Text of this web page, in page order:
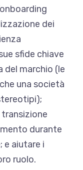
dei
sfide chiave
del marchio (le
una società
durante
e aiutare i
ruolo.